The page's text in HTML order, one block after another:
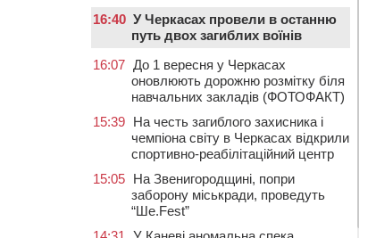
16:40 У Черкасах провели в останню
путь двох загиблих воїнів
16:07 До 1 вересня у Черкасах
оновлюють дорожню розмітку біля
навчальних закладів (ФОТОФАКТ)
15:39 На честь загиблого захисника і
чемпіона світу в Черкасах відкрили
спортивно-реабілітаційний центр
15:05 На Звенигородщині, попри
заборону міськради, проведуть
“Ше.Fest”